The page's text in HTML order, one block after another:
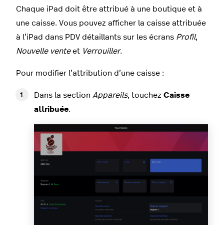
Chaque iPad doit être attribué à une boutique et à
une caisse. Vous pouvez afficher la caisse attribuée
à l’iPad dans PDV détaillants sur les écrans Profil,
Nouvelle venteet Verrouiller.
Pour modifier l’attribution d’une caisse :
Dans la section Appareils, touchez Caisse
attribuée.